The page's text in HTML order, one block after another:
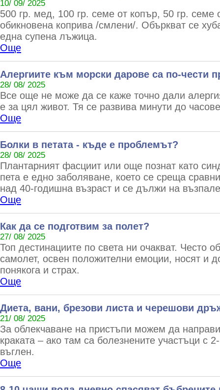
10/ 09/ 2025
500 гр. мед, 100 гр. семе от копър, 50 гр. семе
обикновена коприва /смлени/. Объркват се
една супена лъжица.
Още
Алергиите към морски дарове са по-чести
28/ 08/ 2025
Все още не може да се каже точно дали
е за цял живот. Тя се развива минути до
Още
Болки в петата - къде е проблемът?
28/ 08/ 2025
Плантарният фасциит или още познат като
пета е едно заболяване, което се среща
над 40-годишна възраст и се дължи на
Още
Как да се подготвим за полет?
27/ 08/ 2025
Топ дестинациите по света ни очакват. Често
самолет, освен положителни емоции, носят и
понякога и страх.
Още
Диета, вани, брезови листа и черешови
21/ 08/ 2025
За облекчаване на пристъпи можем да
краката – ако там са болезнените участъци с
въглен.
Още